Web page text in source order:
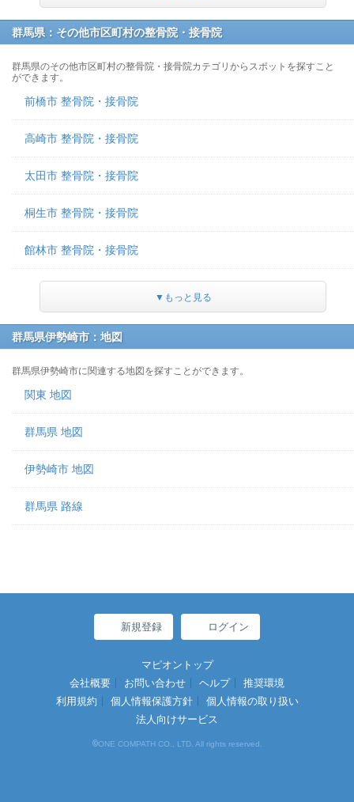
群馬県：その他市区町村の整骨院・接骨院
群馬県のその他市区町村の整骨院・接骨院カテゴリからスポットを探すこと
ができます。
前橋市 整骨院・接骨院
高崎市 整骨院・接骨院
太田市 整骨院・接骨院
桐生市 整骨院・接骨院
館林市 整骨院・接骨院
▼もっと見る
群馬県伊勢崎市：地図
群馬県伊勢崎市に関連する地図を探すことができます。
関東 地図
群馬県 地図
伊勢崎市 地図
群馬県 路線
新規登録 ログイン
マピオントップ
会社概要
お問い合わせ ヘルプ
推奨環境
利用規約
個人情報保護方針
個人情報の取り扱い
法人向けサービス
©ONE COMPATH CO., LTD. All rights reserved.